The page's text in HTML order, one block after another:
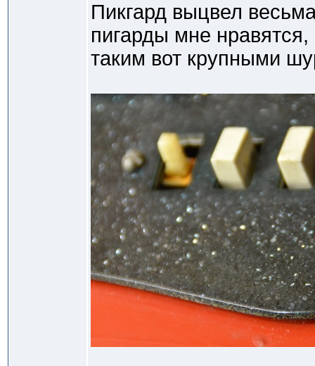
Пикгард выцвел
пигарды мне нравятся,
таким вот крупными